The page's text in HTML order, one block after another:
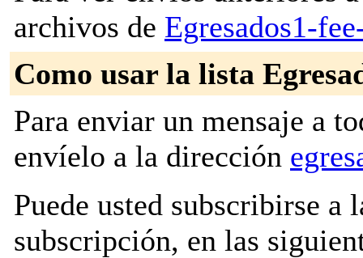
archivos de Egresados1-
Como usar la lista
Para enviar un mensaje a
envíelo a la dirección
Puede usted subscribirse a
subscripción, en las